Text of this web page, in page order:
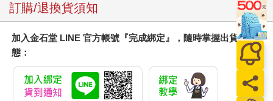
訂購/退換貨須知
加入金石堂 LINE 官方帳號『完成綁定』，隨時掌握出貨動
態：